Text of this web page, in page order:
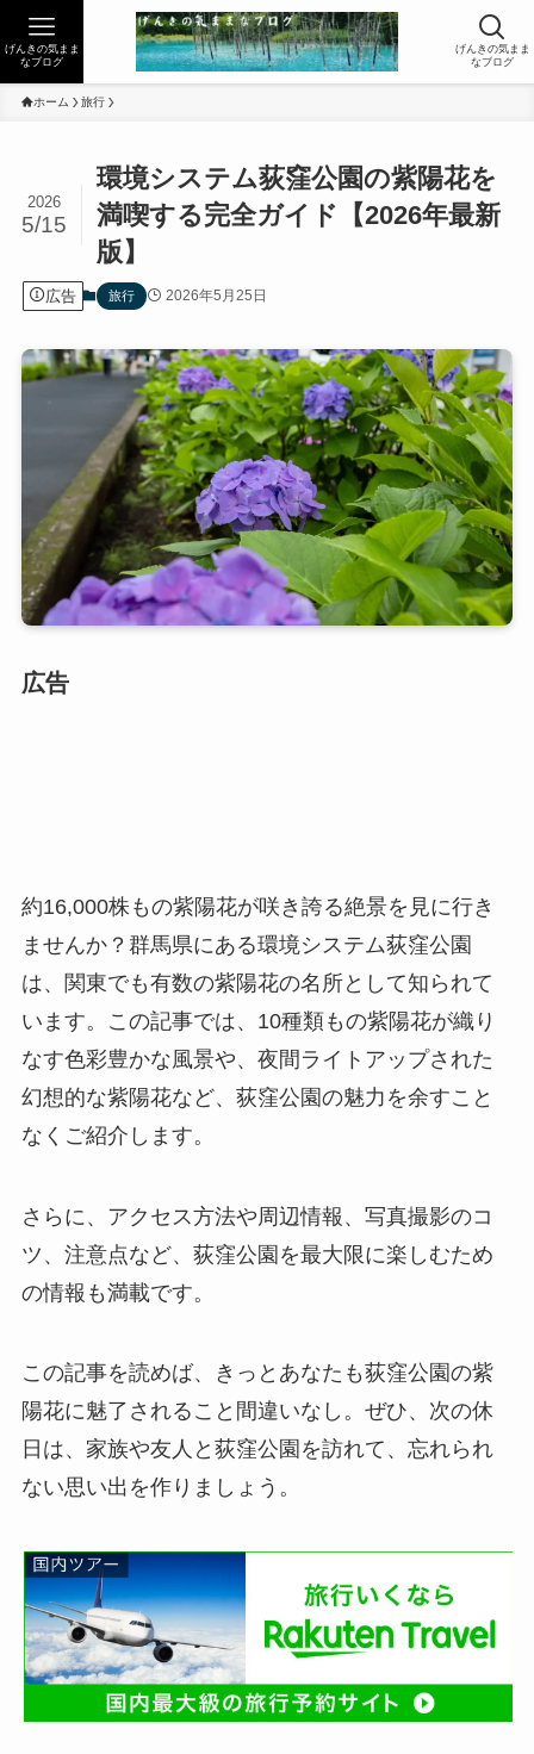
げんきの気まま
なブログ
げんきの気まま
なブログ
ホーム 旅行
環境システム荻窪公園の紫陽花を
満喫する完全ガイド【2026年最新
版】
2026
5/15
広告 旅行 2026年5月25日
広告
約16,000株もの紫陽花が咲き誇る絶景を見に行き
ませんか？群馬県にある環境システム荻窪公園
は、関東でも有数の紫陽花の名所として知られて
います。この記事では、10種類もの紫陽花が織り
なす色彩豊かな風景や、夜間ライトアップされた
幻想的な紫陽花など、荻窪公園の魅力を余すこと
なくご紹介します。
さらに、アクセス方法や周辺情報、写真撮影のコ
ツ、注意点など、荻窪公園を最大限に楽しむため
の情報も満載です。
この記事を読めば、きっとあなたも荻窪公園の紫
陽花に魅了されること間違いなし。ぜひ、次の休
日は、家族や友人と荻窪公園を訪れて、忘れられ
ない思い出を作りましょう。